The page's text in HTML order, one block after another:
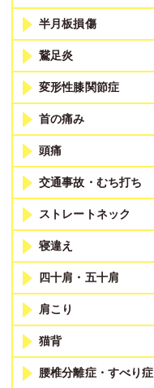
半月板損傷
鵞足炎
変形性膝関節症
首の痛み
頭痛
交通事故・むち打ち
ストレートネック
寝違え
四十肩・五十肩
肩こり
猫背
腰椎分離症・すべり症